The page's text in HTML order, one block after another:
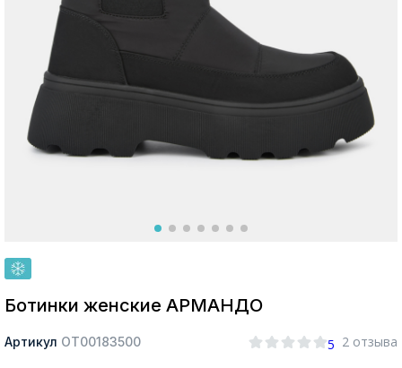
Покупателям
Ботинки женские АРМАНДО
Артикул ОТ00183500 5 2 отзыва